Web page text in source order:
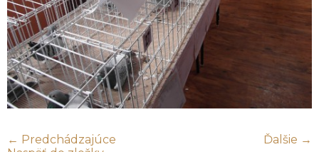
← Predchádzajúce
Ďalšie →